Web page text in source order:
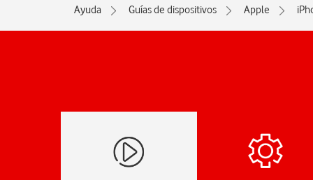
Ayuda Guías de dispositivos Apple